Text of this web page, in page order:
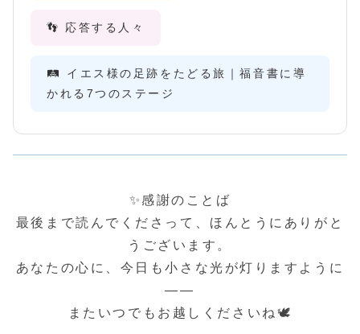
👣 応答する人々
🛤️ イエス様の足跡をたどる旅｜福音書に導
かれる7つのステージ
✨感謝のことば
最後まで読んでくださって、ほんとうにありがと
うございます。
あなたの心に、今日も小さな光が灯りますように
――
またいつでもお越しくださいね🕊️